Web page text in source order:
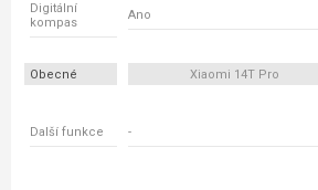
Digitální
kompas
Ano
Obecné Xiaomi 14T Pro
Další funkce -